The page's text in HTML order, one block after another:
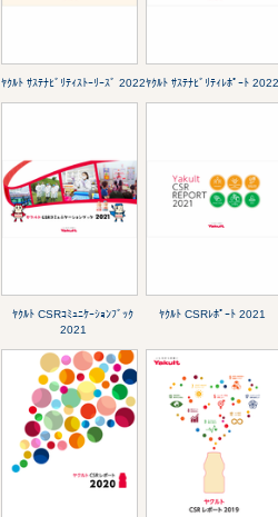
ﾔｸﾙﾄ ｻｽﾃﾅﾋﾞﾘﾃｨｽﾄｰﾘｰｽﾞ 2022ﾔｸﾙﾄ ｻｽﾃﾅﾋﾞﾘﾃｨﾚﾎﾟｰﾄ
ﾔｸﾙﾄ CSRｺﾐｭﾆｹｰｼｮﾝﾌﾞｯｸ
2021
ﾔｸﾙﾄ CSRﾚﾎﾟｰﾄ 2021